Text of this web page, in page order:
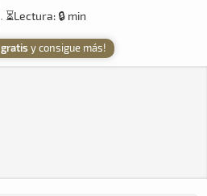
· ⏳Lectura: 🔒 min
gratis y consigue más!